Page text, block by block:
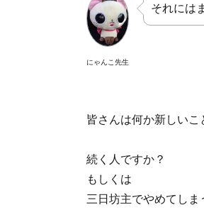
にゃんこ先生
それには
皆さんは何か新しいこ
続く人ですか？
もしくは
三日坊主でやめてしま